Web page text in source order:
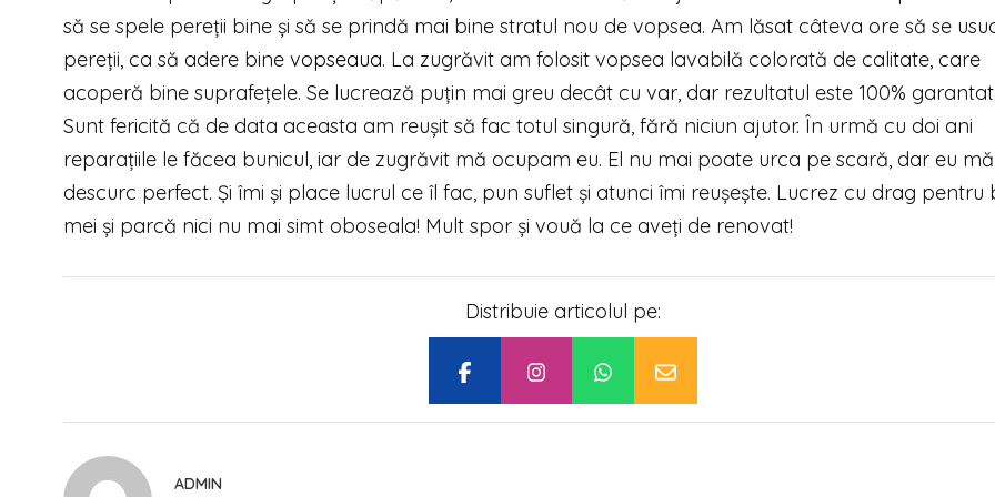
să se spele pereţii bine şi să se prindă mai bine stratul nou de vopsea. Am lăsat câteva ore să se
pereţii, ca să adere bine vopseaua. La zugrăvit am folosit vopsea lavabilă colorată de calitate, care
acoperă bine suprafeţele. Se lucrează puţin mai greu decât cu var, dar rezultatul este 100%
Sunt fericită că de data aceasta am reuşit să fac totul singură, fără niciun ajutor. În urmă cu doi ani
reparaţiile le făcea bunicul, iar de zugrăvit mă ocupam eu. El nu mai poate urca pe scară, dar eu mă
descurc perfect. Şi îmi şi place lucrul ce îl fac, pun suflet şi atunci îmi reuşeşte. Lucrez cu drag pentru
mei şi parcă nici nu mai simt oboseala! Mult spor şi vouă la ce aveţi de renovat!
Distribuie articolul pe:
ADMIN